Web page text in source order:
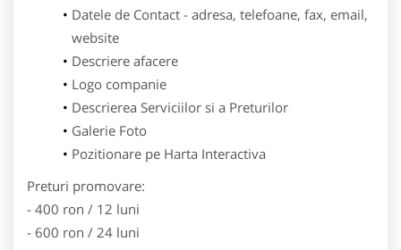
Datele de Contact - adresa, telefoane, fax, email,
website
Descriere afacere
Logo companie
Descrierea Serviciilor si a Preturilor
Galerie Foto
Pozitionare pe Harta Interactiva
Preturi promovare:
- 400 ron / 12 luni
- 600 ron / 24 luni